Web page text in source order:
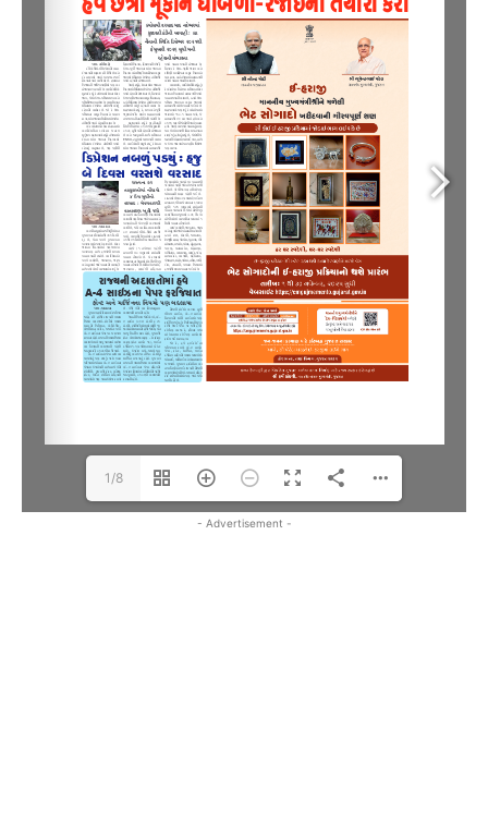
1/8
- Advertisement -